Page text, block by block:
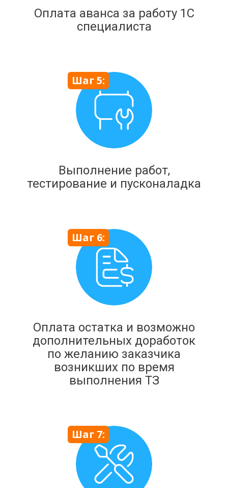
Оплата аванса за работу 1С
специалиста
Выполнение работ,
тестирование и пусконаладка
Шаг 5:
Оплата остатка и возможно
дополнительных доработок
по желанию заказчика
возникших по время
выполнения ТЗ
Шаг 6:
Шаг 7: